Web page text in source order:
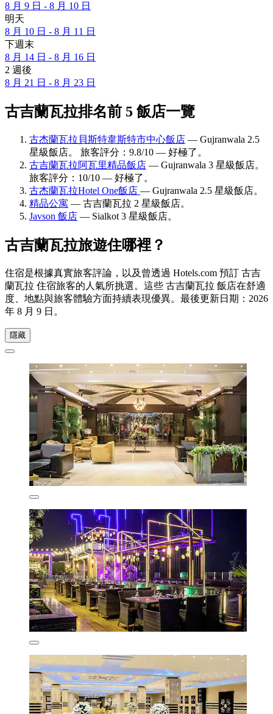
8 月 9 日 - 8 月 10 日
明天
8 月 10 日 - 8 月 11 日
下週末
8 月 14 日 - 8 月 16 日
2 週後
8 月 21 日 - 8 月 23 日
古吉蘭瓦拉排名前 5 飯店一覽
古杰蘭瓦拉貝斯特韋斯特市中心飯店 — Gujranwala 2.5
星級飯店。 旅客評分：9.8/10 — 好極了。
古吉蘭瓦拉阿瓦里精品飯店 — Gujranwala 3 星級飯店。
旅客評分：10/10 — 好極了。
古杰蘭瓦拉Hotel One飯店 — Gujranwala 2.5 星級飯店。
精品公寓 — 古吉蘭瓦拉 2 星級飯店。
Javson 飯店 — Sialkot 3 星級飯店。
古吉蘭瓦拉旅遊住哪裡？
住宿是根據真實旅客評論，以及曾透過 Hotels.com 預訂 古吉
蘭瓦拉 住宿旅客的人氣所挑選。這些 古吉蘭瓦拉 飯店在舒適
度、地點與旅客體驗方面持續表現優異。最後更新日期： 2026
年 8 月 9 日 。
隱藏